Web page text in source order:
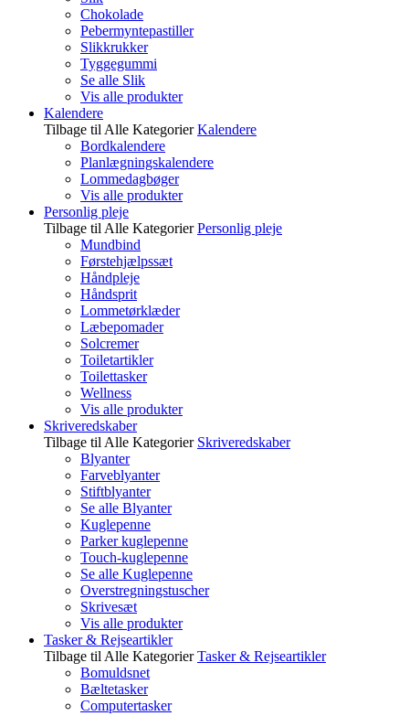
Chokolade
Pebermyntepastiller
Slikkrukker
Tyggegummi
Se alle Slik
Vis alle produkter
Kalendere
Tilbage til Alle Kategorier Kalendere
Bordkalendere
Planlægningskalendere
Lommedagbøger
Vis alle produkter
Personlig pleje
Tilbage til Alle Kategorier Personlig pleje
Mundbind
Førstehjælpssæt
Håndpleje
Håndsprit
Lommetørklæder
Læbepomader
Solcremer
Toiletartikler
Toilettasker
Wellness
Vis alle produkter
Skriveredskaber
Tilbage til Alle Kategorier Skriveredskaber
Blyanter
Farveblyanter
Stiftblyanter
Se alle Blyanter
Kuglepenne
Parker kuglepenne
Touch-kuglepenne
Se alle Kuglepenne
Overstregningstuscher
Skrivesæt
Vis alle produkter
Tasker & Rejseartikler
Tilbage til Alle Kategorier Tasker & Rejseartikler
Bomuldsnet
Bæltetasker
Computertasker